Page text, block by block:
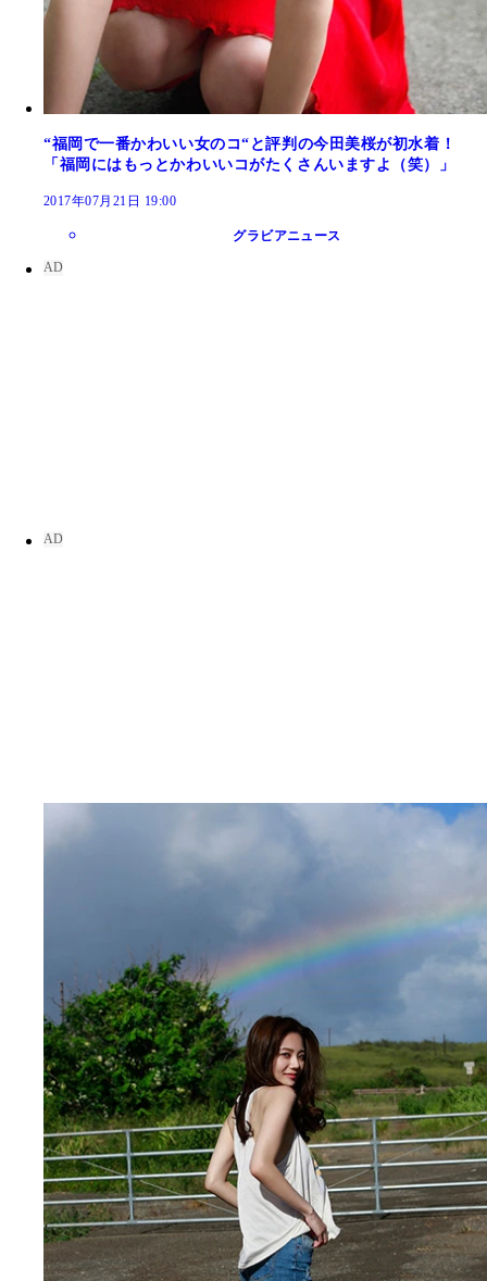
“福岡で一番かわいい女のコ“と評判の今田美桜が初水着！
「福岡にはもっとかわいいコがたくさんいますよ（笑）」
2017年07月21日 19:00
グラビアニュース